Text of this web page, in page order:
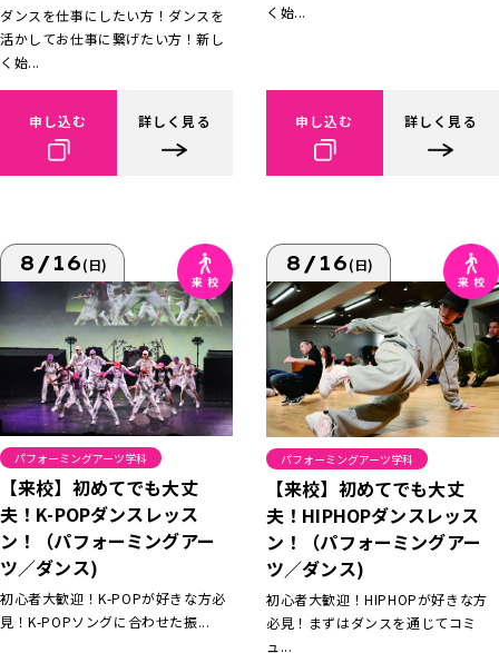
ダンスを仕事にしたい方！ダンスを
活かしてお仕事に繋げたい方！新し
く始...
申し込む 詳しく見る
く始...
申し込む 詳しく見る
8/16(日)
パフォーミングアーツ学科
【来校】初めてでも大丈
夫！K-POPダンスレッス
ン！（パフォーミングアー
ツ／ダンス)
初心者大歓迎！K-POPが好きな方必
見！K-POPソングに合わせた振...
8/16(日)
パフォーミングアーツ学科
【来校】初めてでも大丈
夫！HIPHOPダンスレッス
ン！（パフォーミングアー
ツ／ダンス)
初心者大歓迎！HIPHOPが好きな方
必見！まずはダンスを通じてコミ
ュ...